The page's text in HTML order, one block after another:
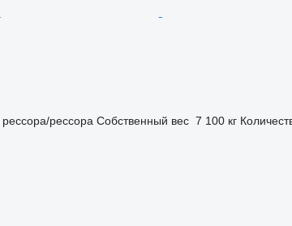
рессора/рессора Собственный вес 7 100 кг